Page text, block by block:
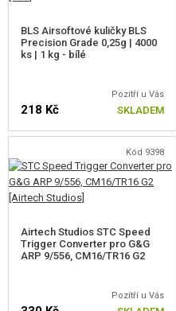
BLS Airsoftové kuličky BLS
Precision Grade 0,25g | 4000
ks | 1 kg - bílé
Pozítří u Vás
218 Kč SKLADEM
Kód 9398
Airtech Studios STC Speed
Trigger Converter pro G&G
ARP 9/556, CM16/TR16 G2
Pozítří u Vás